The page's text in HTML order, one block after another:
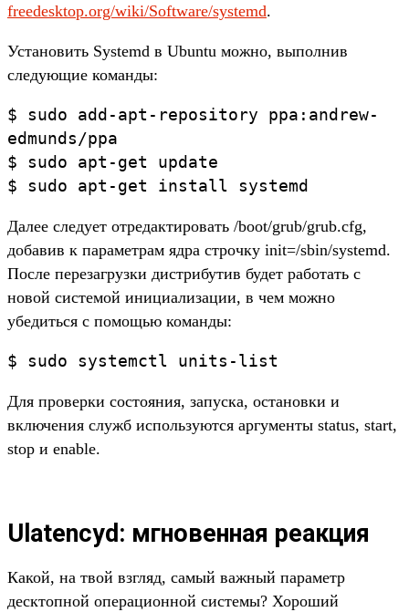
freedesktop.org/wiki/Software/systemd.
Установить Systemd в Ubuntu можно, выполнив
следующие команды:
$ sudo add-apt-repository ppa:andrew-
edmunds/ppa
$ sudo apt-get update
$ sudo apt-get install systemd
Далее следует отредактировать /boot/grub/grub.cfg,
добавив к параметрам ядра строчку init=/sbin/systemd.
После перезагрузки дистрибутив будет работать с
новой системой инициализации, в чем можно
убедиться с помощью команды:
$ sudo systemctl units-list
Для проверки состояния, запуска, остановки и
включения служб используются аргументы status, start,
stop и enable.
Ulatencyd: мгновенная реакция
Какой, на твой взгляд, самый важный параметр
десктопной операционной системы? Хороший